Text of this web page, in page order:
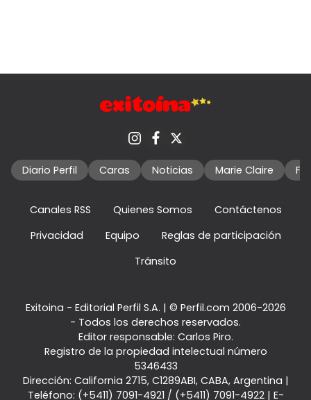
Diario Perfil Caras Noticias Marie Claire
Canales RSS Quienes Somos
Contáctenos
Privacidad
Equipo
Reglas de participación
Tránsito
Exitoina - Editorial Perfil S.A. | © Perfil.com 2006-2026
- Todos los derechos reservados.
Editor responsable: Carlos Piro.
Registro de la propiedad intelectual número
5346433
Dirección: California 2715, C1289ABI, CABA, Argentina |
Teléfono: (+5411) 7091-4921 / (+5411) 7091-4922| E-